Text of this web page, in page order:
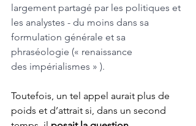
largement partagé par les politiques et
les analystes - du moins dans sa
formulation générale et sa
phraséologie (« renaissance
des impérialismes » ).
Toutefois, un tel appel aurait plus de
poids et d’attrait si, dans un second